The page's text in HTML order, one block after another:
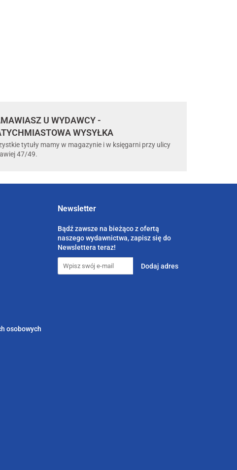
U WYDAWCY -
WYSYŁKA
tytuły mamy w magazynie i w księgarni przy ulicy
47/49.
osobowych
Newsletter
Bądź zawsze na bieżąco z ofertą
naszego wydawnictwa, zapisz się do
Newslettera teraz!